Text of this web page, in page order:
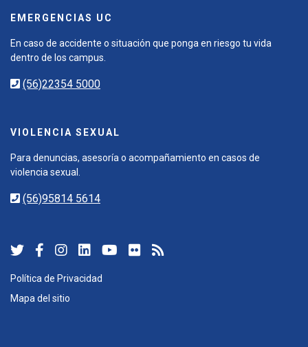
EMERGENCIAS UC
En caso de accidente o situación que ponga en riesgo tu vida
dentro de los campus.
(56)22354 5000
VIOLENCIA SEXUAL
Para denuncias, asesoría o acompañamiento en casos de
violencia sexual.
(56)95814 5614
Política de Privacidad
Mapa del sitio